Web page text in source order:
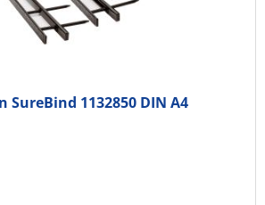
SureBind 1132850 DIN A4